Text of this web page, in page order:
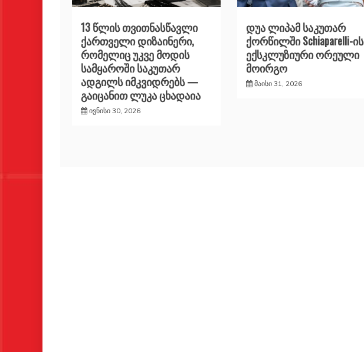
13 წლის თვითნასწავლი
ქართველი დიზაინერი,
რომელიც უკვე მოდის
სამყაროში საკუთარ
ადგილს იმკვიდრებს —
გაიცანით ლუკა ცხადაია
ივნისი 30, 2026
დუა ლიპამ საკუთარ
ქორწილში Schiaparelli-ის
ექსკლუზიური ორეული
მოირგო
მაისი 31, 2026